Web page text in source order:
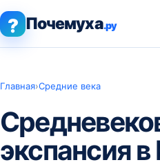
? Почемуха.ру
Главная›Средние века
экспансия в